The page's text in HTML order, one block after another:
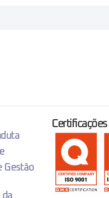
Gestão
da
Certificações